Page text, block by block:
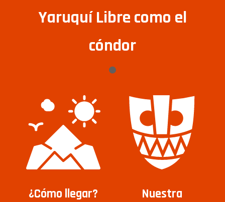
Yaruquí Libre como el
cóndor
¿Cómo llegar?
Nuestra